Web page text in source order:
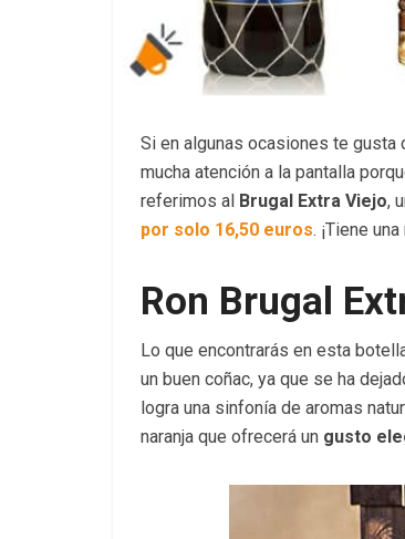
Si en algunas ocasiones te gusta
mucha atención a la pantalla
referimos al Brugal Extra Viejo,
por solo 16,50 euros. ¡Tiene
Ron Brugal
Lo que encontrarás en esta
un buen coñac, ya que se ha
logra una sinfonía de aromas
naranja que ofrecerá un gusto